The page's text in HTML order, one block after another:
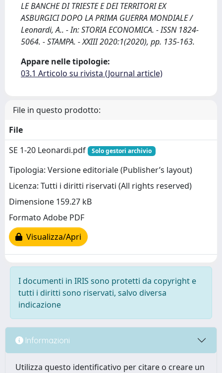
LE BANCHE DI TRIESTE E DEI TERRITORI EX
ASBURGICI DOPO LA PRIMA GUERRA MONDIALE /
Leonardi, A.. - In: STORIA ECONOMICA. - ISSN 1824-
5064. - STAMPA. - XXIII 2020:1(2020), pp. 135-163.
Appare nelle tipologie:
03.1 Articolo su rivista (Journal article)
File in questo prodotto:
File
SE 1-20 Leonardi.pdf
Solo gestori archivio
Tipologia: Versione editoriale (Publisher’s layout)
Licenza: Tutti i diritti riservati (All rights reserved)
Dimensione 159.27 kB
Formato Adobe PDF
Visualizza/Apri
I documenti in IRIS sono protetti da copyright e
tutti i diritti sono riservati, salvo diversa
indicazione
Informazioni
Utilizza questo identificativo per citare o creare un